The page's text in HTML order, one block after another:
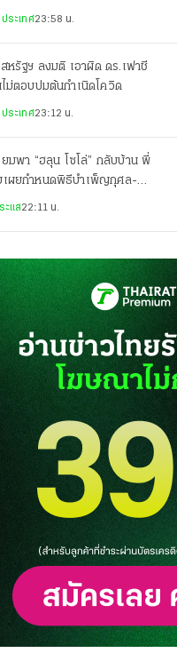
ระเทศ23:58 น.
หรัฐฯ ลงมติ เอาผิด ดร.เฟาชี
ไม่ตอบปมต้นกำเนิดโควิด
ระเทศ23:12 น.
ยมพา “ฮลุน โซโล่” กลับบ้าน พี่
เผยกำหนดพิธีบำเพ็ญกุศล-
ะแส22:11 น.